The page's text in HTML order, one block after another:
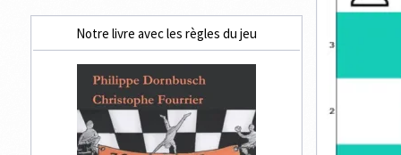
Notre livre avec les règles du jeu